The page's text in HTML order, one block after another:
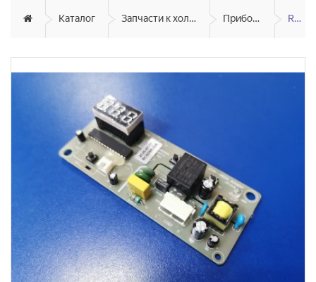
Каталог Запчасти к холодильникам бытовым Приборы автоматики Renova